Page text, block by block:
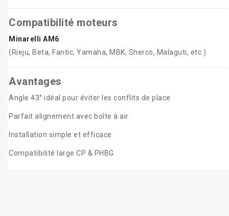
Compatibilité moteurs
Minarelli AM6
(Rieju, Beta, Fantic, Yamaha, MBK, Sherco, Malaguti, etc.)
Avantages
Angle 43° idéal pour éviter les conflits de place
Parfait alignement avec boîte à air
Installation simple et efficace
Compatibilité large CP & PHBG